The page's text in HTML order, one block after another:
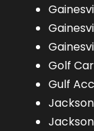
Golf
Gulf